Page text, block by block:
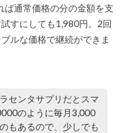
ば通常価格の分の金額を支
すにしても1,980円。2回
ルな価格で継続ができま
センタサプリだとスマ
のように毎月3,000
もあるので、少しでも